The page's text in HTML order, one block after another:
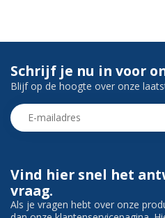
Vind hier snel het
vraag.
Als je vragen hebt over onze
Schrijf je nu in voor
Blijf op de hoogte over onze